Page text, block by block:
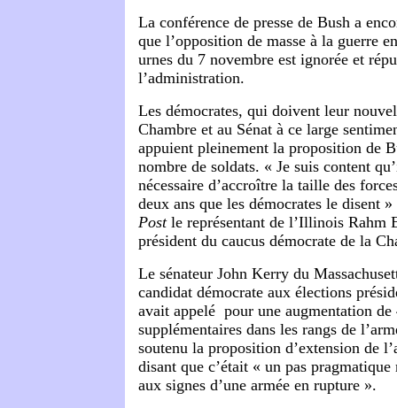
La conférence de presse de Bush a
que l’opposition de masse à la guerre
urnes du 7 novembre est ignorée et
l’administration.
Les démocrates, qui doivent leur
Chambre et au Sénat à ce large
appuient pleinement la proposition de
nombre de soldats. « Je suis content
nécessaire d’accroître la taille des
deux ans que les démocrates le disent
Postle représentant de l’Illinois Rahm
président du caucus démocrate de la
Le sénateur John Kerry du
candidat démocrate aux élections
avait appelé pour une augmentation de
supplémentaires dans les rangs de
soutenu la proposition d’extension de
disant que c’était « un pas
aux signes d’une armée en rupture ».